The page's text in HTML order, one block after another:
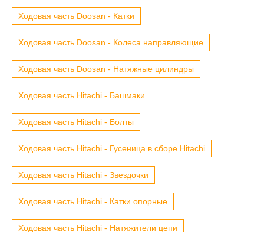
Ходовая часть Doosan - Катки
Ходовая часть Doosan - Колеса направляющие
Ходовая часть Doosan - Натяжные цилиндры
Ходовая часть Hitachi - Башмаки
Ходовая часть Hitachi - Болты
Ходовая часть Hitachi - Гусеница в сборе Hitachi
Ходовая часть Hitachi - Звездочки
Ходовая часть Hitachi - Катки опорные
Ходовая часть Hitachi - Натяжители цепи